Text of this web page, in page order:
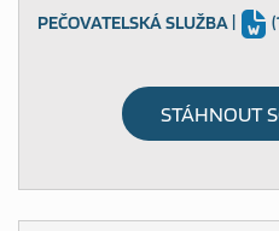
PEČOVATELSKÁ SLUŽBA |
STÁHNOUT